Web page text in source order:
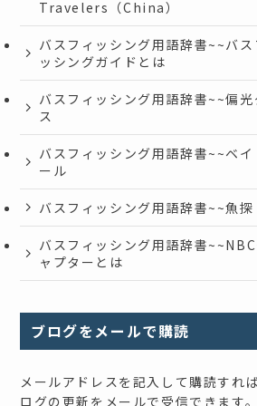
Travelers（China）
バスフィッシング用語辞書~~バス
ッシングガイドとは
バスフィッシング用語辞書~~偏光
ス
バスフィッシング用語辞書~~ベイ
ール
バスフィッシング用語辞書~~魚探
バスフィッシング用語辞書~~NBC
ャプターとは
ブログをメールで購読
メールアドレスを記入して購読すれ
ログの更新をメールで受信できます。